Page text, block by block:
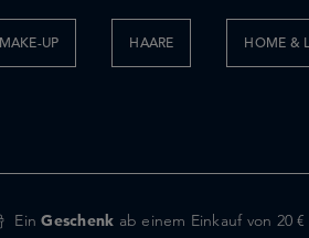
MAKE-UP HAARE HOME &
EinGeschenk ab einem Einkauf von 20 €